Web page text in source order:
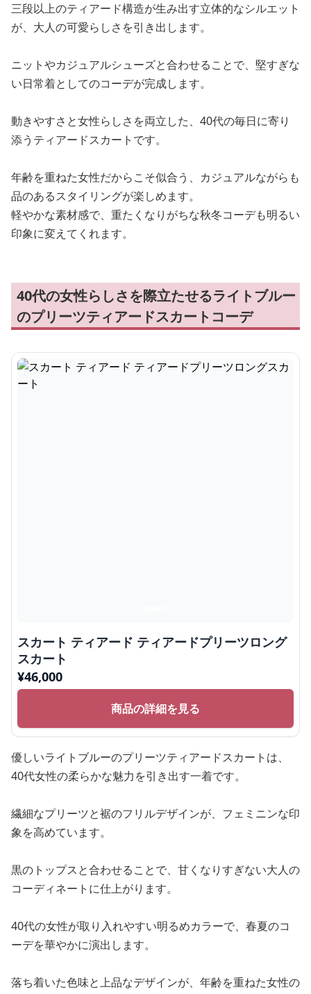
三段以上のティアード構造が生み出す立体的なシルエット
が、大人の可愛らしさを引き出します。
ニットやカジュアルシューズと合わせることで、堅すぎな
い日常着としてのコーデが完成します。
動きやすさと女性らしさを両立した、40代の毎日に寄り
添うティアードスカートです。
年齢を重ねた女性だからこそ似合う、カジュアルながらも
品のあるスタイリングが楽しめます。
軽やかな素材感で、重たくなりがちな秋冬コーデも明るい
印象に変えてくれます。
40代の女性らしさを際立たせるライトブルー
のプリーツティアードスカートコーデ
スカート ティアード ティアードプリーツロング
スカート
¥46,000
商品の詳細を見る
優しいライトブルーのプリーツティアードスカートは、
40代女性の柔らかな魅力を引き出す一着です。
繊細なプリーツと裾のフリルデザインが、フェミニンな印
象を高めています。
黒のトップスと合わせることで、甘くなりすぎない大人の
コーディネートに仕上がります。
40代の女性が取り入れやすい明るめカラーで、春夏のコ
ーデを華やかに演出します。
落ち着いた色味と上品なデザインが、年齢を重ねた女性の